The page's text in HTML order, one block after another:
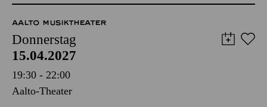
Donnerstag
15.04.2027
19:30 - 22:00
Aalto-Theater
URAUFFÜHRUNG
DAY OF NIGHT